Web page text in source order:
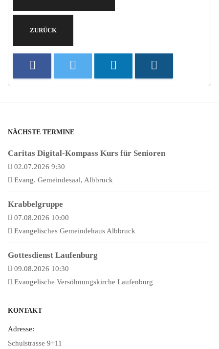
ZURÜCK
NÄCHSTE TERMINE
Caritas Digital-Kompass Kurs für Senioren
02.07.2026 9:30
Evang. Gemeindesaal, Albbruck
Krabbelgruppe
07.08.2026 10:00
Evangelisches Gemeindehaus Albbruck
Gottesdienst Laufenburg
09.08.2026 10:30
Evangelische Versöhnungskirche Laufenburg
KONTAKT
Adresse:
Schulstrasse 9+11